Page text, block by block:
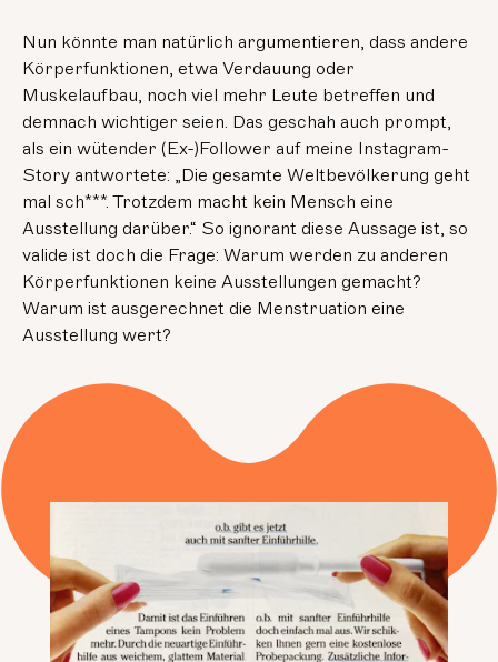
Nun könnte man natürlich argumentieren, dass andere
Körperfunktionen, etwa Verdauung oder
Muskelaufbau, noch viel mehr Leute betreffen und
demnach wichtiger seien. Das geschah auch prompt,
als ein wütender (Ex-)Follower auf meine Instagram-
Story antwortete: „Die gesamte Weltbevölkerung geht
mal sch***. Trotzdem macht kein Mensch eine
Ausstellung darüber.“ So ignorant diese Aussage ist, so
valide ist doch die Frage: Warum werden zu anderen
Körperfunktionen keine Ausstellungen gemacht?
Warum ist ausgerechnet die Menstruation eine
Ausstellung wert?